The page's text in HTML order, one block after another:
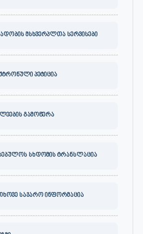
მსხვერპლთა სერვისები
პეტიცია
გამოწერა
სხდომის ტრანსლაცია
საჯარო ინფორმაცია